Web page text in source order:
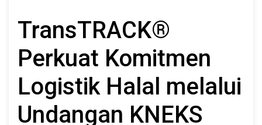
TransTRACK®
Perkuat Komitmen
Logistik Halal melalui
Undangan KNEKS